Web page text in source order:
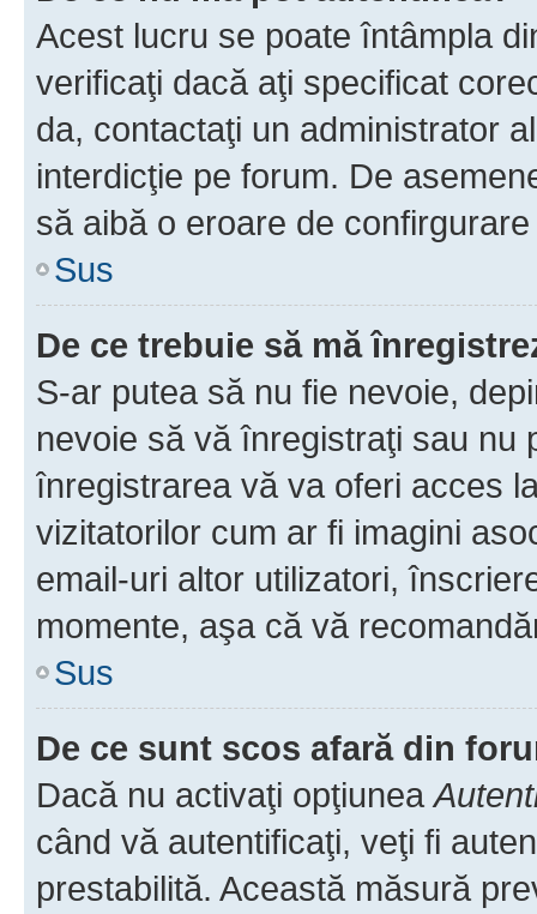
Acest lucru se poate întâmpla
verificaţi dacă aţi specificat
da, contactaţi un administrator
interdicţie pe forum. De
să aibă o eroare de
Sus
De ce trebuie să mă
S-ar putea să nu fie nevoie,
nevoie să vă înregistraţi sau nu
înregistrarea vă va oferi acces
vizitatorilor cum ar fi imagini
email-uri altor utilizatori,
momente, aşa că vă
Sus
De ce sunt scos afară din
Dacă nu activaţi opţiunea
când vă autentificaţi, veţi fi
prestabilită. Această măsură